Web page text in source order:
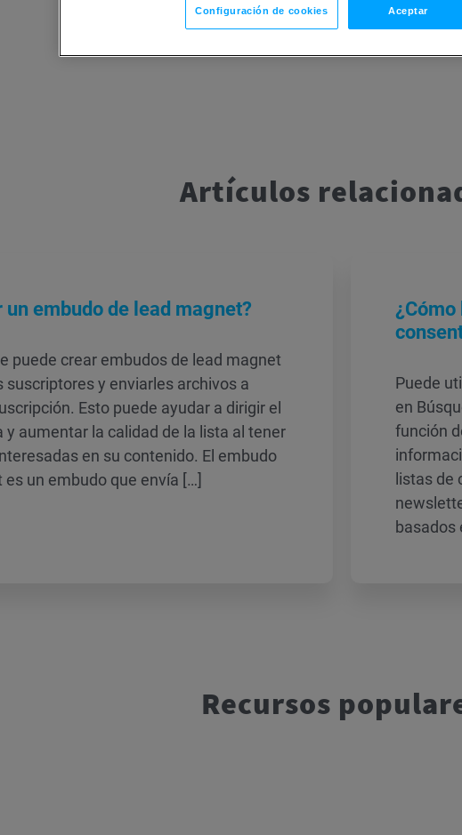
Artículos
un embudo de lead magnet?
puede crear embudos de lead magnet
suscriptores y enviarles archivos a
Esto puede ayudar a dirigir el
y aumentar la calidad de la lista al tener
en su contenido. El embudo
es un embudo que envía […]
¿Cómo
Puede
en
función
listas de
basados
Recursos
Configuración de cookies Aceptar